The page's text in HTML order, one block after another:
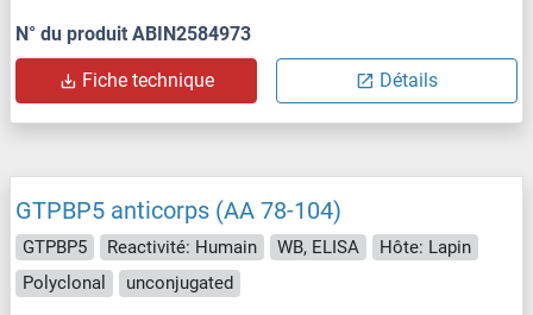
N° du produit ABIN2584973
Fiche technique Détails
GTPBP5 anticorps (AA 78-104)
GTPBP5 Reactivité: Humain WB, ELISA
Hôte: Lapin
Polyclonal
unconjugated